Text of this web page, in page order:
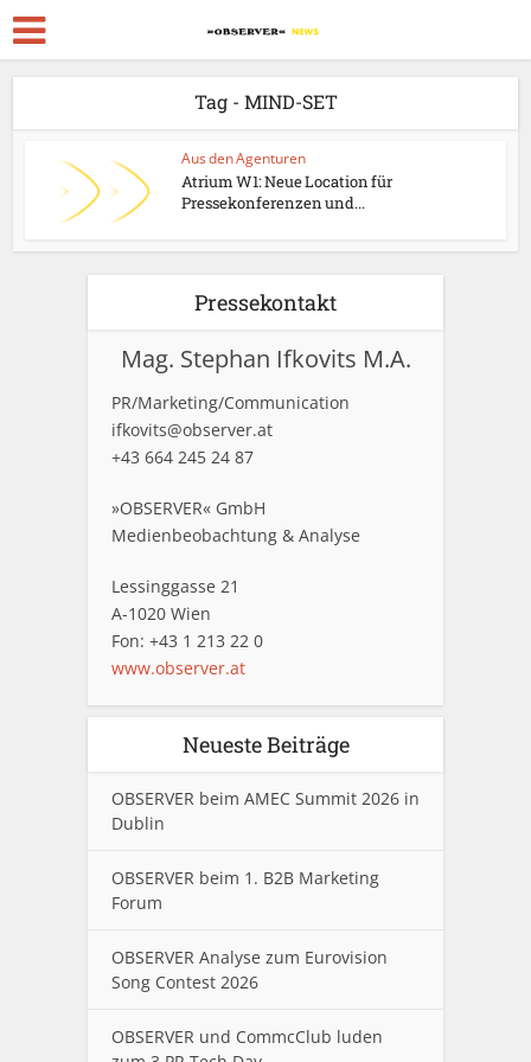
Tag - MIND-SET
Aus den Agenturen
Atrium W1: Neue Location für
Pressekonferenzen und...
Pressekontakt
Mag. Stephan Ifkovits M.A.
PR/Marketing/Communication
ifkovits@observer.at
+43 664 245 24 87
»OBSERVER« GmbH
Medienbeobachtung & Analyse
Lessinggasse 21
A-1020 Wien
Fon: +43 1 213 22 0
www.observer.at
Neueste Beiträge
OBSERVER beim AMEC Summit 2026 in
Dublin
OBSERVER beim 1. B2B Marketing
Forum
OBSERVER Analyse zum Eurovision
Song Contest 2026
OBSERVER und CommcClub luden